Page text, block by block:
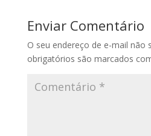
Enviar Comentário
O seu endereço de e-mail não
obrigatórios são marcados